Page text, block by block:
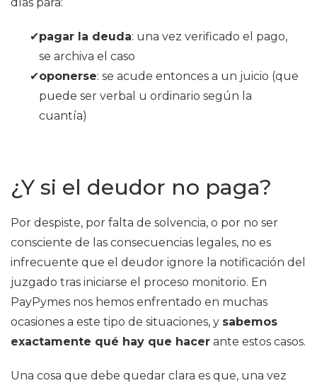
pagar la deuda: una vez verificado el pago,
se archiva el caso
oponerse: se acude entonces a un juicio (que
puede ser verbal u ordinario según la
cuantía)
¿Y si el deudor no paga?
Por despiste, por falta de solvencia, o por no ser
consciente de las consecuencias legales, no es
infrecuente que el deudor ignore la notificación del
juzgado tras iniciarse el proceso monitorio. En
PayPymes nos hemos enfrentado en muchas
ocasiones a este tipo de situaciones, y sabemos
exactamente qué hay que hacer ante estos casos.
Una cosa que debe quedar clara es que, una vez